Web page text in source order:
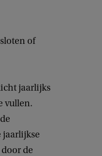
of
jaarlijks
vullen.
jaarlijkse
de